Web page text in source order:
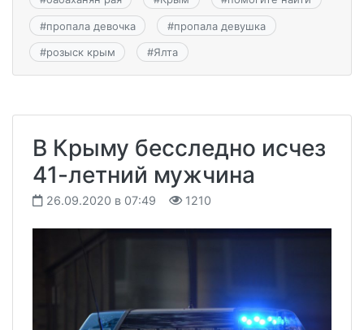
#пропала девочка #пропала девушка
#розыск крым #Ялта
В Крыму бесследно исчез
41-летний мужчина
26.09.2020 в 07:49 1210